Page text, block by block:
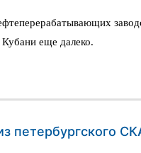
еще далеко.
петербургского